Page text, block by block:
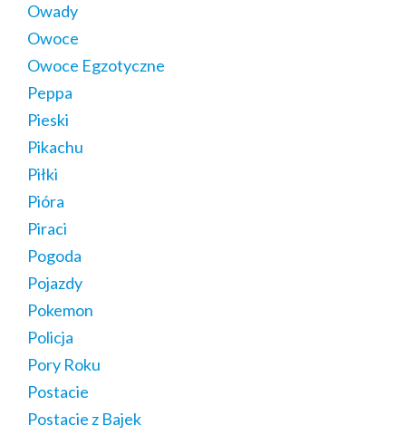
Owady
Owoce
Owoce Egzotyczne
Peppa
Pieski
Pikachu
Piłki
Pióra
Piraci
Pogoda
Pojazdy
Pokemon
Policja
Pory Roku
Postacie
Postacie z Bajek